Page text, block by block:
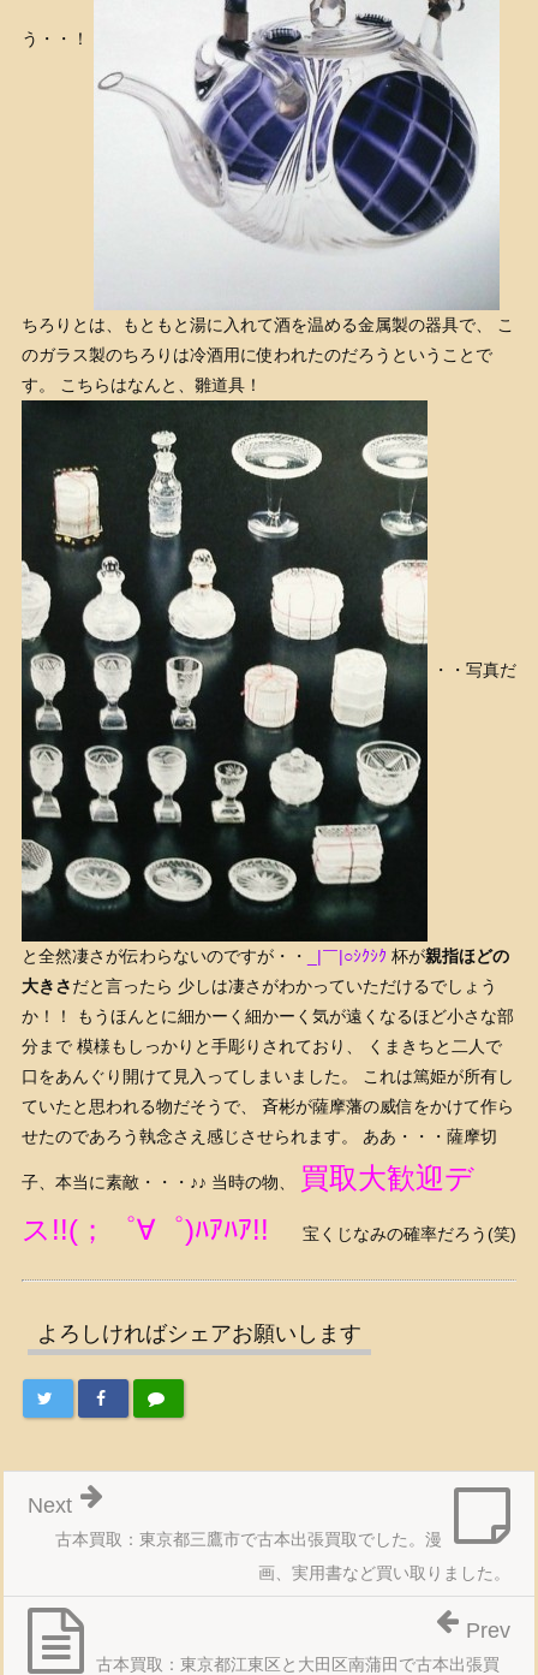
う・・！
ちろりとは、もともと湯に入れて酒を温める金属製の器具で、 こ
のガラス製のちろりは冷酒用に使われたのだろうということで
す。 こちらはなんと、雛道具！
・・写真だ
と全然凄さが伝わらないのですが・・ _|￣|○ｼｸｼｸ 杯が親指ほどの
大きさだと言ったら 少しは凄さがわかっていただけるでしょう
か！！ もうほんとに細かーく細かーく気が遠くなるほど小さな部
分まで 模様もしっかりと手彫りされており、 くまきちと二人で
口をあんぐり開けて見入ってしまいました。 これは篤姫が所有し
ていたと思われる物だそうで、 斉彬が薩摩藩の威信をかけて作ら
せたのであろう執念さえ感じさせられます。 ああ・・・薩摩切
子、本当に素敵・・・♪♪ 当時の物、
買取大歓迎デ
ス!!(；゜∀゜)ﾊｱﾊｱ!!
宝くじなみの確率だろう(笑)
よろしければシェアお願いします
古本買取：東京都三鷹市で古本出張買取でした。漫
画、実用書など買い取りました。
Next
古本買取：東京都江東区と大田区南蒲田で古本出張買
Prev